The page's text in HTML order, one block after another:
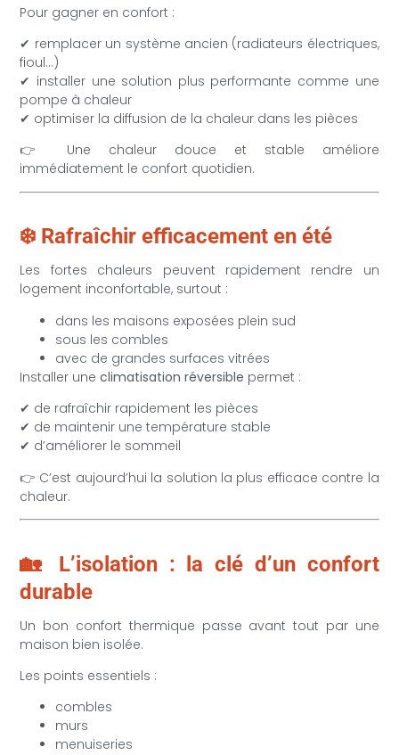
Pour gagner en confort :
✔ remplacer un système ancien (radiateurs électriques,
fioul…)
✔ installer une solution plus performante comme une
pompe à chaleur
✔ optimiser la diffusion de la chaleur dans les pièces
👉 Une chaleur douce et stable améliore
immédiatement le confort quotidien.
❄️ Rafraîchir efficacement en été
Les fortes chaleurs peuvent rapidement rendre un
logement inconfortable, surtout :
dans les maisons exposées plein sud
sous les combles
avec de grandes surfaces vitrées
Installer uneclimatisation réversible permet :
✔ de rafraîchir rapidement les pièces
✔ de maintenir une température stable
✔ d’améliorer le sommeil
👉 C’est aujourd’hui la solution la plus efficace contre la
chaleur.
🏡 L’isolation : la clé d’un confort
durable
Un bon confort thermique passe avant tout par une
maison bien isolée.
Les points essentiels :
combles
murs
menuiseries